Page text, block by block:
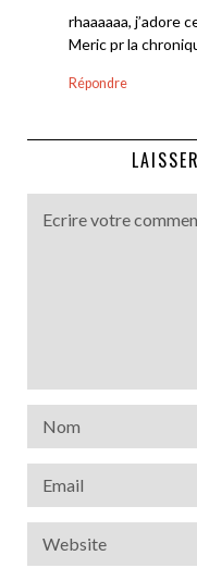
rhaaaaaa, j’adore
Meric pr la
Répondre